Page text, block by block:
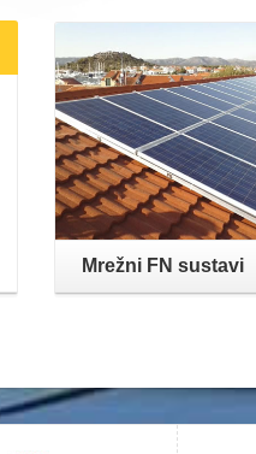
Opširnije
Mrežni FN sustavi